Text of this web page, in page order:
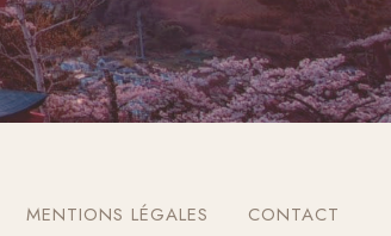
MENTIONS LÉGALES CONTACT